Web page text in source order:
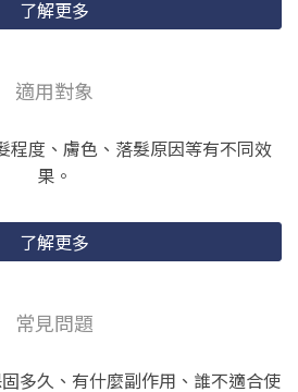
了解更多
適用對象
程度、膚色、落髮原因等有不同效
果。
了解更多
常見問題
多久、有什麼副作用、誰不適合使